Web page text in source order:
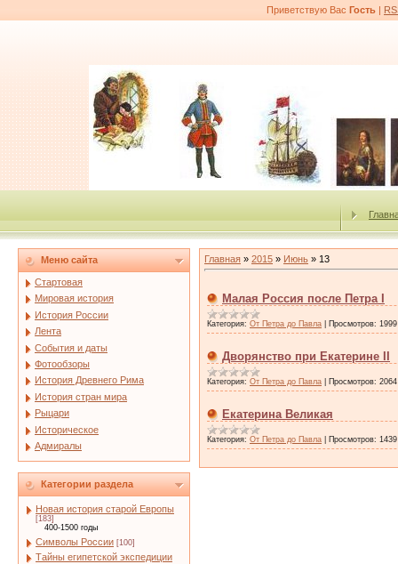
Приветствую Вас Гость |
Меню сайта
Стартовая
Мировая история
История России
Лента
События и даты
Фотообзоры
История Древнего Рима
История стран мира
Рыцари
Историческое
Адмиралы
Категории раздела
Новая история старой Европы
[183]
400-1500 годы
Символы России [100]
Тайны египетской экспедиции
Главная » 2015 » Июнь » 13
Малая Россия после Петра I
Категория: От Петра до Павла Просмотров: 1999
Дворянство при Екатерине II
Категория: От Петра до Павла Просмотров: 2064
Екатерина Великая
Категория: От Петра до Павла Просмотров: 1439